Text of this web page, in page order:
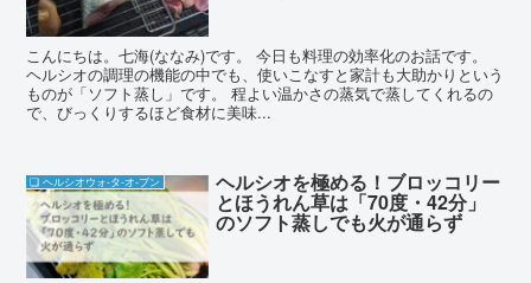
こんにちは。七海(ななみ)です。 今日も料理の効率化のお話です。
ヘルシオの調理の機能の中でも、使いこなすと家計も大助かりという
ものが「ソフト蒸し」です。 程よい温かさの蒸気で蒸してくれるの
で、びっくりするほど食材に美味...
❏ ヘルシオウォ-タ-オ-ブン ヘルシオを極める！ブロッコリー
とほうれん草は「70度・42分」
のソフト蒸しでも火が通らず